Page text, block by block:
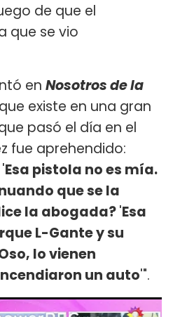
de que el
que se vio
en Nosotros de la
existe en una gran
pasó el día en el
fue aprehendido:
'Esa pistola no es mía.
que se la
la abogada?'Esa
L-Gante y su
lo vienen
un auto'".